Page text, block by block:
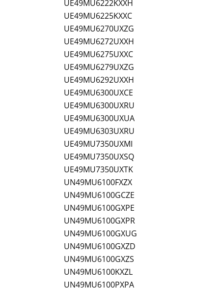
UE49MU6222KXXH
UE49MU6225KXXC
UE49MU6270UXZG
UE49MU6272UXXH
UE49MU6275UXXC
UE49MU6279UXZG
UE49MU6292UXXH
UE49MU6300UXCE
UE49MU6300UXRU
UE49MU6300UXUA
UE49MU6303UXRU
UE49MU7350UXMI
UE49MU7350UXSQ
UE49MU7350UXTK
UN49MU6100FXZX
UN49MU6100GCZE
UN49MU6100GXPE
UN49MU6100GXPR
UN49MU6100GXUG
UN49MU6100GXZD
UN49MU6100GXZS
UN49MU6100KXZL
UN49MU6100PXPA